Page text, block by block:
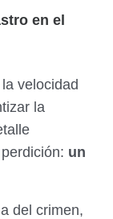
en el
velocidad
la
un
del crimen,